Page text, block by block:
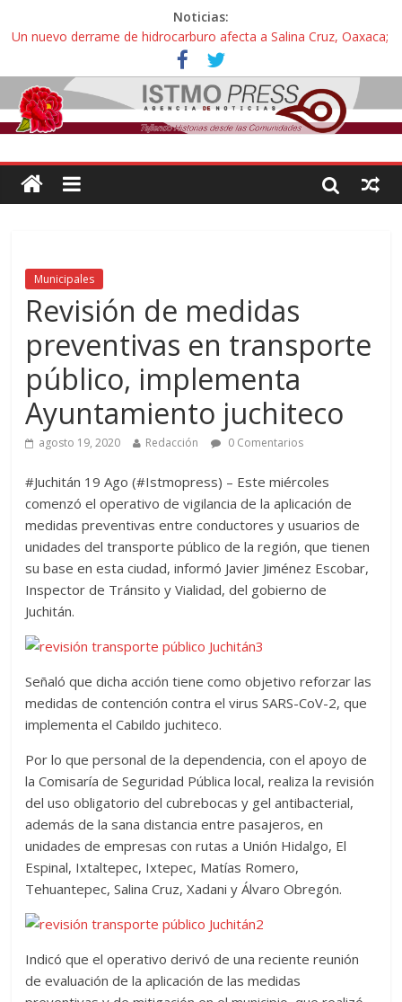
Noticias:
Un nuevo derrame de hidrocarburo afecta a Salina Cruz, Oaxaca;
ahora pescadores de Salinas del Marqués denuncian daños de
Pemex
Ángel, el joven autista expulsado por la Universidad Bienestar de
Ixtepec, Oaxaca vuelve a las aulas tras amparo
Familiares de periodista Alejandro Leyva se reúnen con titular de
intelectuales de su asesinato
Alertan pescadores de Juchitán, Oaxaca de nuevo despojo de su
Municipales
Revisión de medidas
preventivas en transporte
público, implementa
Ayuntamiento juchiteco
agosto 19, 2020 Redacción 0 Comentarios
#Juchitán 19 Ago (#Istmopress) – Este miércoles
comenzó el operativo de vigilancia de la aplicación de
medidas preventivas entre conductores y usuarios de
unidades del transporte público de la región, que tienen
su base en esta ciudad, informó Javier Jiménez Escobar,
Inspector de Tránsito y Vialidad, del gobierno de
Juchitán.
Señaló que dicha acción tiene como objetivo reforzar las
medidas de contención contra el virus SARS-CoV-2, que
implementa el Cabildo juchiteco.
Por lo que personal de la dependencia, con el apoyo de
la Comisaría de Seguridad Pública local, realiza la revisión
del uso obligatorio del cubrebocas y gel antibacterial,
además de la sana distancia entre pasajeros, en
unidades de empresas con rutas a Unión Hidalgo, El
Espinal, Ixtaltepec, Ixtepec, Matías Romero,
Tehuantepec, Salina Cruz, Xadani y Álvaro Obregón.
Indicó que el operativo derivó de una reciente reunión
de evaluación de la aplicación de las medidas